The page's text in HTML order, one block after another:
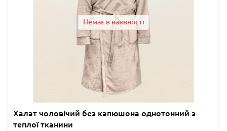
Немає в наявності
Халат чоловічий без капюшона однотонний з
теплої тканини